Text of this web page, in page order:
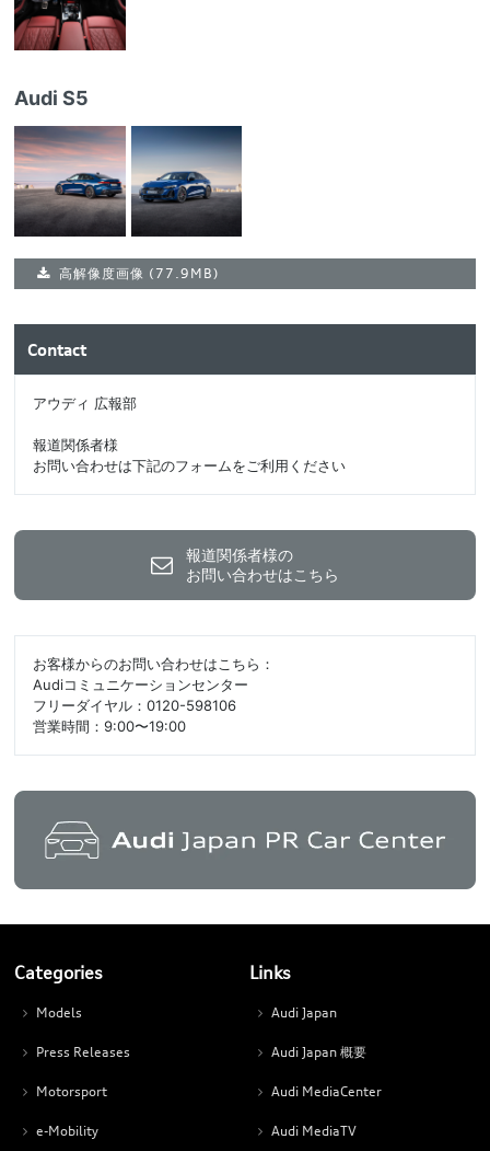
Audi S5
高解像度画像 (77.9MB)
Contact
アウディ 広報部
報道関係者様
お問い合わせは下記のフォームをご利用ください
報道関係者様の
お問い合わせはこちら
お客様からのお問い合わせはこちら：
Audiコミュニケーションセンター
フリーダイヤル：0120-598106
営業時間：9:00〜19:00
Categories
Models
Press Releases
Motorsport
e-Mobility
Links
Audi Japan
Audi Japan 概要
Audi MediaCenter
Audi MediaTV